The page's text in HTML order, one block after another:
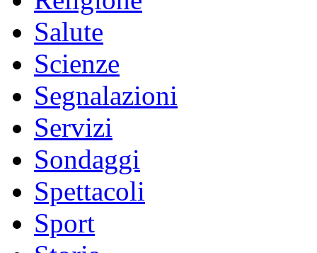
Salute
Scienze
Segnalazioni
Servizi
Sondaggi
Spettacoli
Sport